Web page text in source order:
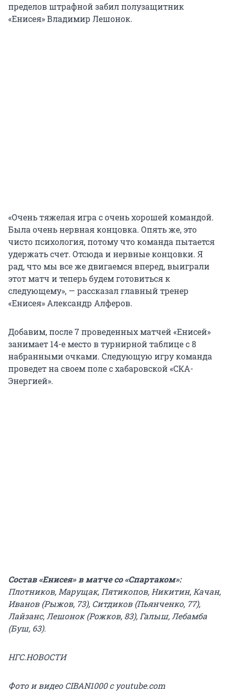
пределов штрафной забил полузащитник
«Енисея» Владимир Лешонок.
«Очень тяжелая игра с очень хорошей командой.
Была очень нервная концовка. Опять же, это
чисто психология, потому что команда пытается
удержать счет. Отсюда и нервные концовки. Я
рад, что мы все же двигаемся вперед, выиграли
этот матч и теперь будем готовиться к
следующему», — рассказал главный тренер
«Енисея» Александр Алферов.
Добавим, после 7 проведенных матчей «Енисей»
занимает 14-е место в турнирной таблице с 8
набранными очками. Следующую игру команда
проведет на своем поле с хабаровской «СКА-
Энергией».
Состав «Енисея» в матче со «Спартаком»:
Плотников, Марущак, Пятикопов, Никитин, Качан,
Иванов (Рыжов, 73), Ситдиков (Пьянченко, 77),
Лайзанс, Лешонок (Рожков, 83), Галыш, Лебамба
(Буш, 63).
НГС.НОВОСТИ
Фото и видео CIBAN1000 с youtube.com